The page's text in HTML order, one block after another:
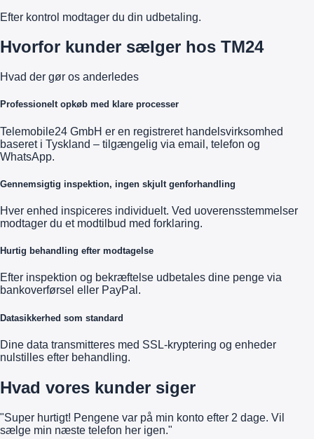
Efter kontrol modtager du din udbetaling.
Hvorfor kunder sælger hos TM24
Hvad der gør os anderledes
Professionelt opkøb med klare processer
Telemobile24 GmbH er en registreret handelsvirksomhed
baseret i Tyskland – tilgængelig via email, telefon og
WhatsApp.
Gennemsigtig inspektion, ingen skjult genforhandling
Hver enhed inspiceres individuelt. Ved uoverensstemmelser
modtager du et modtilbud med forklaring.
Hurtig behandling efter modtagelse
Efter inspektion og bekræftelse udbetales dine penge via
bankoverførsel eller PayPal.
Datasikkerhed som standard
Dine data transmitteres med SSL-kryptering og enheder
nulstilles efter behandling.
Hvad vores kunder siger
"Super hurtigt! Pengene var på min konto efter 2 dage. Vil
sælge min næste telefon her igen."